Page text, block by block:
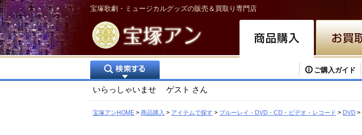
宝塚歌劇・ミュージカルグッズの販売＆買取り専門店
ご購入ガイド
いらっしゃいませ ゲスト さん
宝塚アンHOME 商品購入 アイテムで探す ブルーレイ・DVD・CD・ビデオ・レコード DVD